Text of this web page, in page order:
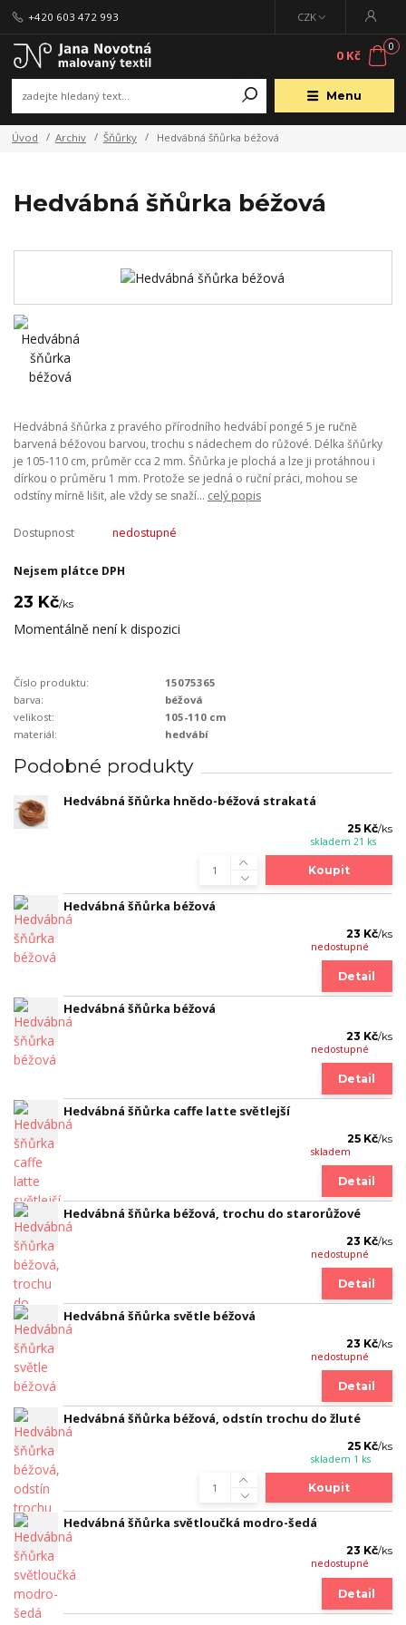
Menu
CZK
+420 603 472 993
0
0 Kč
Úvod Archiv Šňůrky Hedvábná šňůrka béžová
Hedvábná šňůrka béžová
Hedvábná šňůrka z pravého přírodního hedvábí pongé 5 je ručně
barvená béžovou barvou, trochu s nádechem do růžové. Délka šňůrky
je 105-110 cm, průměr cca 2 mm. Šňůrka je plochá a lze ji protáhnou i
dírkou o průměru 1 mm. Protože se jedná o ruční práci, mohou se
odstíny mírně lišit, ale vždy se snaží... celý popis
Dostupnost nedostupné
Nejsem plátce DPH
23 Kč/ks
Momentálně není k dispozici
Číslo produktu:
15075365
barva:
béžová
velikost:
105-110 cm
materiál:
hedvábí
Podobné produkty
Hedvábná šňůrka hnědo-béžová strakatá
25 Kč/ks
skladem 21 ks
Koupit
Hedvábná šňůrka béžová
23 Kč/ks
nedostupné
Detail
Hedvábná šňůrka béžová
23 Kč/ks
nedostupné
Detail
Hedvábná šňůrka caffe latte světlejší
25 Kč/ks
skladem
Detail
Hedvábná šňůrka béžová, trochu do starorůžové
23 Kč/ks
nedostupné
Detail
Hedvábná šňůrka světle béžová
23 Kč/ks
nedostupné
Detail
Hedvábná šňůrka béžová, odstín trochu do žluté
25 Kč/ks
skladem 1 ks
Koupit
Hedvábná šňůrka světloučká modro-šedá
23 Kč/ks
nedostupné
Detail